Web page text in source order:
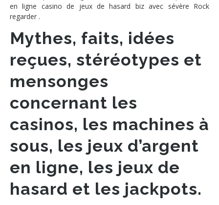
en ligne casino de jeux de hasard biz avec sévère Rock
regarder .
Mythes, faits, idées
reçues, stéréotypes et
mensonges
concernant les
casinos, les machines à
sous, les jeux d’argent
en ligne, les jeux de
hasard et les jackpots.